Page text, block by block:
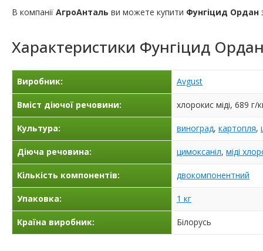
В компанії АгроАнталь ви можете купити Фунгіцид Ордан
Характеристики Фунгіцид
Виробник: Avgust
Вміст діючої речовини: хлорокис міді, 689 г/
Культура: виноград, картопля,
Діюча речовина: цимоксаніл, міді
Кількість компонентів: двокомпонентний
Упаковка: 1 кг
Країна виробник: Білорусь